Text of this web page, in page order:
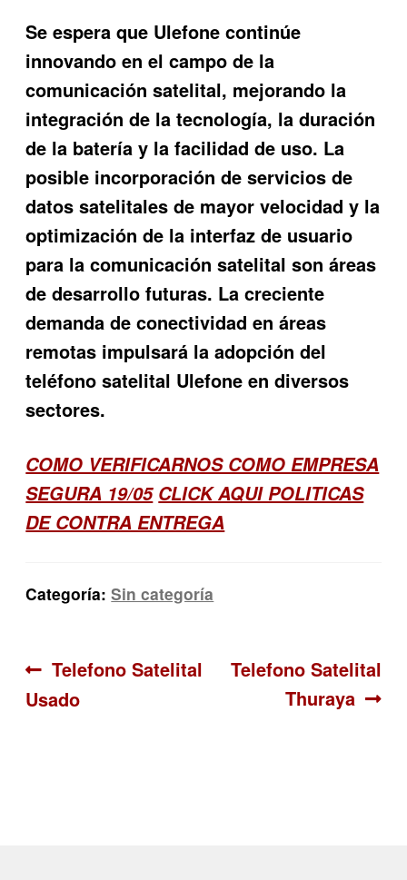
Se espera que Ulefone continúe
innovando en el campo de la
comunicación satelital, mejorando la
integración de la tecnología, la duración
de la batería y la facilidad de uso. La
posible incorporación de servicios de
datos satelitales de mayor velocidad y la
optimización de la interfaz de usuario
para la comunicación satelital son áreas
de desarrollo futuras. La creciente
demanda de conectividad en áreas
remotas impulsará la adopción del
teléfono satelital Ulefone en diversos
sectores.
COMO VERIFICARNOS COMO EMPRESA
SEGURA 19/05 CLICK AQUI POLITICAS
DE CONTRA ENTREGA
Categoría:Sin categoría
Navegación
de
Anterior:
Telefono Satelital
Usado
Siguiente:
Telefono Satelital
Thuraya